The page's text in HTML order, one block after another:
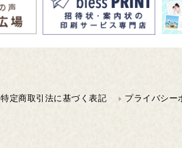
特定商取引法に基づく表記 プライバシー